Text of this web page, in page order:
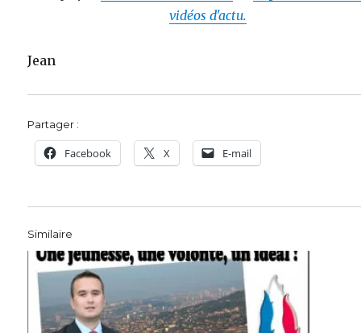
vidéos d'actu.
Jean
Partager :
Facebook X E-mail
Similaire